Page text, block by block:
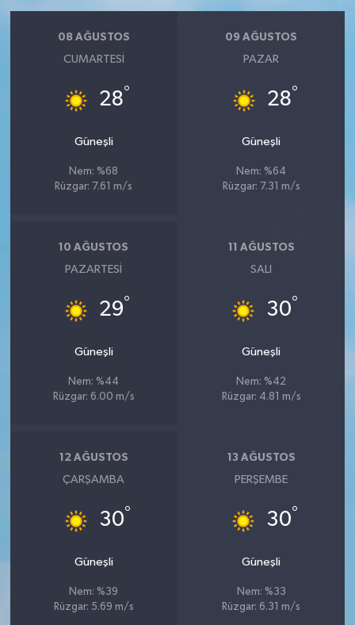
08 AĞUSTOS
CUMARTESI
28°
Güneşli
Nem: %68
Rüzgar: 7.61 m/s
09 AĞUSTOS
PAZAR
28°
Güneşli
Nem: %64
Rüzgar: 7.31 m/s
10 AĞUSTOS
PAZARTESI
29°
Güneşli
Nem: %44
Rüzgar: 6.00 m/s
11 AĞUSTOS
SALI
30°
Güneşli
Nem: %42
Rüzgar: 4.81 m/s
12 AĞUSTOS
ÇARŞAMBA
30°
Güneşli
Nem: %39
Rüzgar: 5.69 m/s
13 AĞUSTOS
PERŞEMBE
30°
Güneşli
Nem: %33
Rüzgar: 6.31 m/s